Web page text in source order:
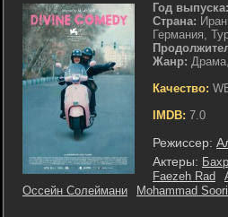
Год выпуска:
Страна:
Германия,
Жанр:
Качество:
IMDB: 7.0
Режиссер:
Актеры:
Faezeh Rad
Оссейн Солеймани
Mohammad Soori